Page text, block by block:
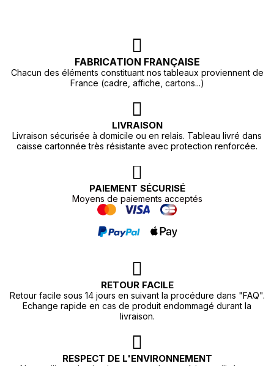
FABRICATION FRANÇAISE
Chacun des éléments constituant nos tableaux proviennent de
France (cadre, affiche, cartons...)
LIVRAISON
Livraison sécurisée à domicile ou en relais. Tableau livré dans
caisse cartonnée très résistante avec protection renforcée.
PAIEMENT SÉCURISÉ
Moyens de paiements acceptés
RETOUR FACILE
Retour facile sous 14 jours en suivant la procédure dans "FAQ".
Echange rapide en cas de produit endommagé durant la
livraison.
RESPECT DE L'ENVIRONNEMENT